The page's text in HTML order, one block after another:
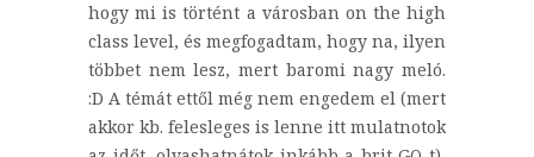
hogy mi is történt a városban on the high
class level, és megfogadtam, hogy na, ilyen
többet nem lesz, mert baromi nagy meló.
:D A témát ettől még nem engedem el (mert
akkor kb. felesleges is lenne itt mulatnotok